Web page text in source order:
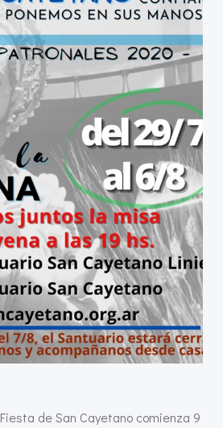
de San Cayetano comienza 9